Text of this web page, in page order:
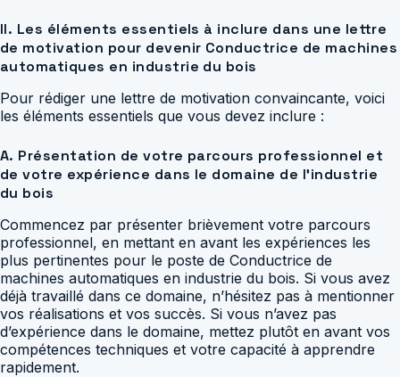
II. Les éléments essentiels à inclure dans une lettre
de motivation pour devenir Conductrice de machines
automatiques en industrie du bois
Pour rédiger une lettre de motivation convaincante, voici
les éléments essentiels que vous devez inclure :
A. Présentation de votre parcours professionnel et
de votre expérience dans le domaine de l’industrie
du bois
Commencez par présenter brièvement votre parcours
professionnel, en mettant en avant les expériences les
plus pertinentes pour le poste de Conductrice de
machines automatiques en industrie du bois. Si vous avez
déjà travaillé dans ce domaine, n’hésitez pas à mentionner
vos réalisations et vos succès. Si vous n’avez pas
d’expérience dans le domaine, mettez plutôt en avant vos
compétences techniques et votre capacité à apprendre
rapidement.